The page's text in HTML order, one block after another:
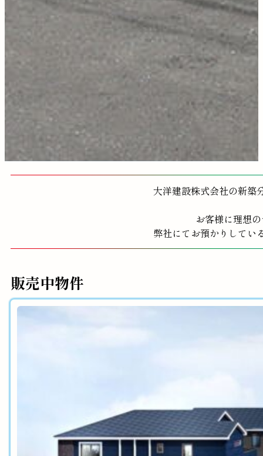
大洋建設株式会社の新築
お客様に理想
弊社にてお預かりしてい
販売中物件